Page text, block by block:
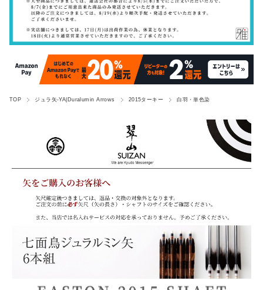
TOP ジュラ矢-YA|Duralumin Arrows 2015ターキー 白羽・単色染